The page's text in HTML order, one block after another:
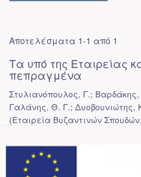
Αποτελέσματα 1-1 από 1
Τα υπό της Εταιρείας
πεπραγμένα
Στυλιανόπουλος, Γ.;
Γαλάνης, Θ. Γ.; Δυοβουνιώτης,
(Εταιρεία Βυζαντινών Σπουδών,